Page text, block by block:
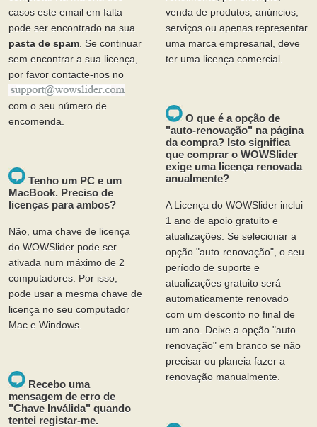
venda de produtos, anúncios,
serviços ou apenas representar
uma marca empresarial, deve
ter uma licença comercial.
O que é a opção de
"auto-renovação" na página
da compra? Isto significa
que comprar o WOWSlider
exige uma licença renovada
anualmente?
A Licença do WOWSlider inclui
1 ano de apoio gratuito e
atualizações. Se selecionar a
opção "auto-renovação", o seu
período de suporte e
atualizações gratuito será
automaticamente renovado
com um desconto no final de
um ano. Deixe a opção "auto-
renovação" em branco se não
precisar ou planeia fazer a
renovação manualmente.
casos este email em falta
pode ser encontrado na sua
pasta de spam . Se continuar
sem encontrar a sua licença,
por favor contacte-nos no
com o seu número de
encomenda.
Tenho um PC e um
MacBook. Preciso de
licenças para ambos?
Não, uma chave de licença
do WOWSlider pode ser
ativada num máximo de 2
computadores. Por isso,
pode usar a mesma chave de
licença no seu computador
Mac e Windows.
Recebo uma
mensagem de erro de
"Chave Inválida" quando
tentei registar-me.